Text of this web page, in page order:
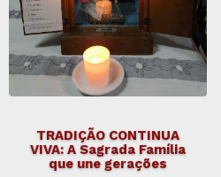
TRADIÇÃO CONTINUA
VIVA: A Sagrada Família
que une gerações